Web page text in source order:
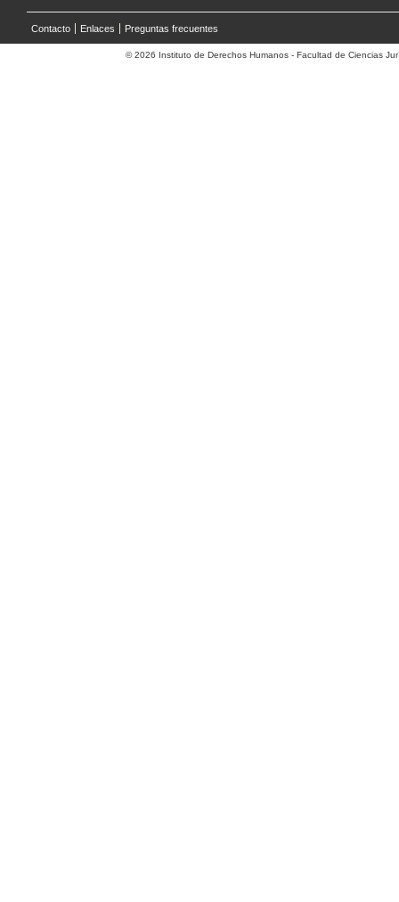
Contacto Enlaces Preguntas frecuentes
© 2026 Instituto de Derechos Humanos - Facultad de Ciencias